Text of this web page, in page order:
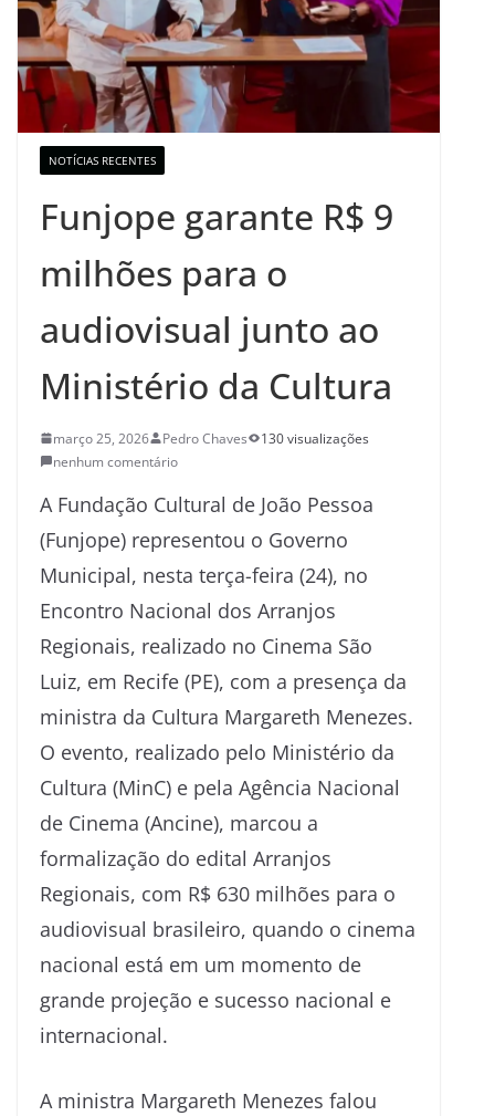
NOTÍCIAS RECENTES
Funjope garante R$ 9
milhões para o
audiovisual junto ao
Ministério da Cultura
março 25, 2026 Pedro Chaves
130 visualizações
nenhum comentário
A Fundação Cultural de João Pessoa
(Funjope) representou o Governo
Municipal, nesta terça-feira (24), no
Encontro Nacional dos Arranjos
Regionais, realizado no Cinema São
Luiz, em Recife (PE), com a presença da
ministra da Cultura Margareth Menezes.
O evento, realizado pelo Ministério da
Cultura (MinC) e pela Agência Nacional
de Cinema (Ancine), marcou a
formalização do edital Arranjos
Regionais, com R$ 630 milhões para o
audiovisual brasileiro, quando o cinema
nacional está em um momento de
grande projeção e sucesso nacional e
internacional.
A ministra Margareth Menezes falou